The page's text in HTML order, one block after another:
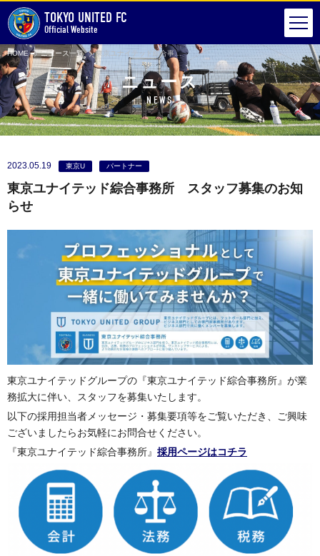
TOKYO UNITED FC
Official Website
HOME ニュース一覧 東京ユナイテッド綜合事務所 スタッフ募集のお知らせ
ニュース
NEWS
2023.05.19 東京U パートナー
東京ユナイテッド綜合事務所 スタッフ募集のお知
らせ
東京ユナイテッドグループの『東京ユナイテッド綜合事務所』が業
務拡大に伴い、スタッフを募集いたします。
以下の採用担当者メッセージ・募集要項等をご覧いただき、ご興味
ございましたらお気軽にお問合せください。
『東京ユナイテッド綜合事務所』 採用ページはコチラ